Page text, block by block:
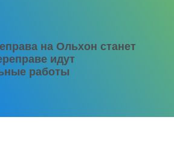
на Ольхон станет
идут
работы